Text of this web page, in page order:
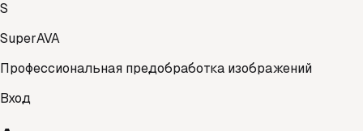
S
SuperAVA
Профессиональная предобработка изображений
Вход